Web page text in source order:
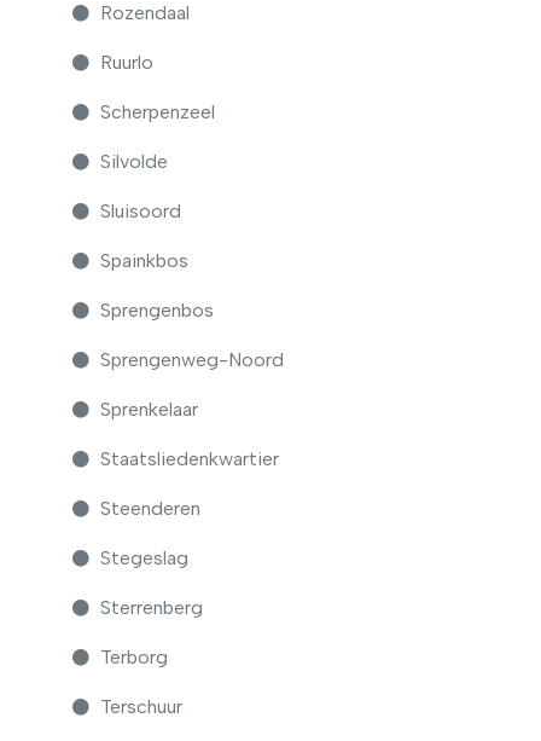
Rozendaal
Ruurlo
Scherpenzeel
Silvolde
Sluisoord
Spainkbos
Sprengenbos
Sprengenweg-Noord
Sprenkelaar
Staatsliedenkwartier
Steenderen
Stegeslag
Sterrenberg
Terborg
Terschuur